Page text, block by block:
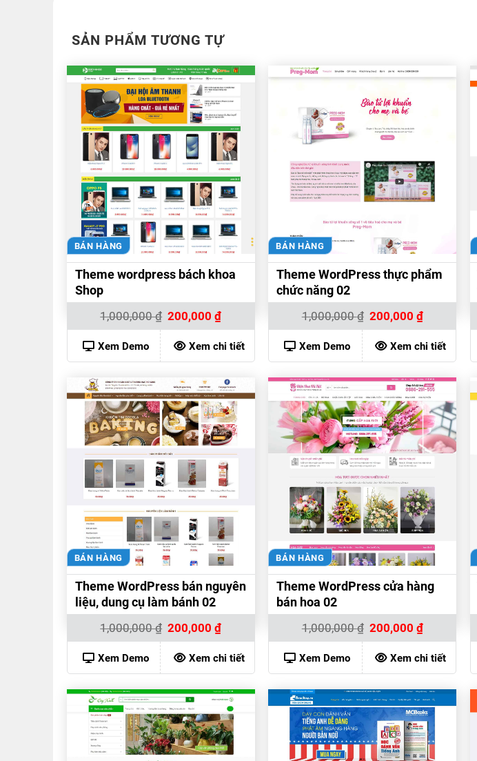
SẢN PHẨM TƯƠNG TỰ
BÁN HÀNG
Theme wordpress bách khoa
Shop
1,000,000₫ Giá
gốc
là:
1,000,000 ₫.
200,000₫Giá
tại
là:
200,000 ₫.
Xem Demo Xem chi tiết
BÁN HÀNG
Theme WordPress thực phẩm
chức năng 02
1,000,000₫ Giá
gốc
là:
1,000,000 ₫.
200,000 ₫Giá
hiện
tại
là:
200,000 ₫.
Xem Demo Xem chi tiết
BÁN HÀNG
Theme WordPress bán nguyên
liệu, dung cụ làm bánh 02
1,000,000₫ Giá
gốc
là:
1,000,000 ₫.
200,000₫Giá
tại
là:
200,000 ₫.
Xem Demo Xem chi tiết
BÁN HÀNG
Theme WordPress cửa hàng
bán hoa 02
1,000,000₫ Giá
gốc
là:
1,000,000 ₫.
200,000 ₫Giá
hiện
tại
là:
200,000 ₫.
Xem Demo Xem chi tiết